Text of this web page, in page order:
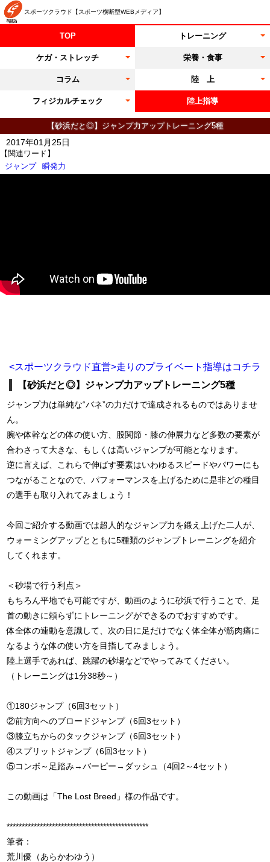
スポーツクラウド【スポーツ横断型WEBメディア】
TOP トレーニング
ケガ・ストレッチ 栄養・食事
コラム 陸 上
フィジカルチェック 陸上指導
【砂浜だと◎】ジャンプ力アップトレーニング5種
【関連ワード】
ジャンプ
瞬発力
2017年01月25日
<スポーツクラウド直営>走りのプライベート指導はコチラ
【砂浜だと◎】ジャンプ力アップトレーニング5種
ジャンプ力は単純な“バネ”の力だけで達成されるものではありませ
ん。
腕や体幹などの体の使い方、股関節・膝の伸展力など多数の要素が
合わさって大きな、もしくは高いジャンプが可能となります。
逆に言えば、これらで伸ばす要素はいわゆるスピードやパワーにも
つながることなので、パフォーマンスを上げるために是非どの種目
の選手も取り入れてみましょう！
今回ご紹介する動画では超人的なジャンプ力を鍛え上げた二人が、
ウォーミングアップとともに5種類のジャンプトレーニングを紹介
してくれます。
＜砂場で行う利点＞
もちろん平地でも可能ですが、動画のように砂浜で行うことで、足
首の動きに頼らずにトレーニングができるのでおすすめです。
体全体の連動を意識して、次の日に足だけでなく体全体が筋肉痛に
なるような体の使い方を目指してみましょう。
陸上選手であれば、跳躍の砂場などでやってみてください。
（トレーニングは1分38秒～）
①180ジャンプ（6回3セット）
②前方向へのブロードジャンプ（6回3セット）
③膝立ちからのタックジャンプ（6回3セット）
④スプリットジャンプ（6回3セット）
⑤コンボ～足踏み→バーピー→ダッシュ（4回2～4セット）
この動画は「The Lost Breed」様の作品です。
***********************************************
筆者：
荒川優（あらかわゆう）